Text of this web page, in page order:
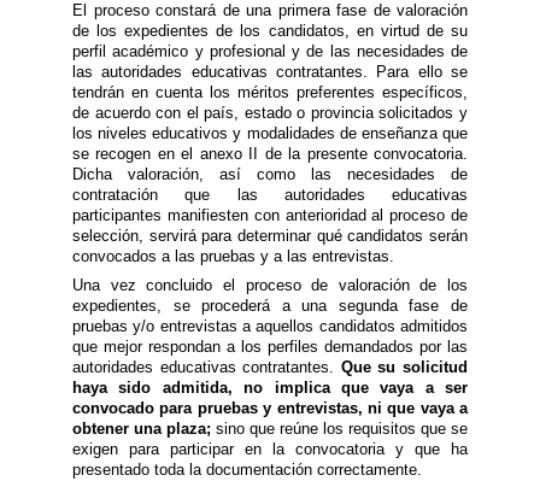
El proceso constará de una primera fase de valoración
de los expedientes de los candidatos, en virtud de su
perfil académico y profesional y de las necesidades de
las autoridades educativas contratantes. Para ello se
tendrán en cuenta los méritos preferentes específicos,
de acuerdo con el país, estado o provincia solicitados y
los niveles educativos y modalidades de enseñanza que
se recogen en el anexo II de la presente convocatoria.
Dicha valoración, así como las necesidades de
contratación que las autoridades educativas
participantes manifiesten con anterioridad al proceso de
selección, servirá para determinar qué candidatos serán
convocados a las pruebas y a las entrevistas.
Una vez concluido el proceso de valoración de los
expedientes, se procederá a una segunda fase de
pruebas y/o entrevistas a aquellos candidatos admitidos
que mejor respondan a los perfiles demandados por las
autoridades educativas contratantes. Que su solicitud
haya sido admitida, no implica que vaya a ser
convocado para pruebas y entrevistas, ni que vaya a
obtener una plaza; sino que reúne los requisitos que se
exigen para participar en la convocatoria y que ha
presentado toda la documentación correctamente.